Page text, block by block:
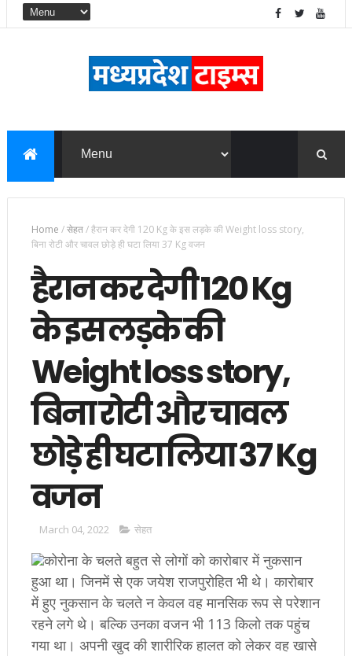
Home /सेहत/हैरान कर देगी 120 Kg के इस लड़के की Weight loss story,
बिना रोटी और चावल छोड़े ही घटा लिया 37 Kg वजन
हैरान कर देगी 120 Kg
के इस लड़के की
Weight loss story,
बिना रोटी और चावल
छोड़े ही घटा लिया 37 Kg
वजन
March 04, 2022 सेहत
कोरोना के चलते बहुत से लोगों को कारोबार में नुकसान
हुआ था। जिनमें से एक जयेश राजपुरोहित भी थे। कारोबार
में हुए नुकसान के चलते न केवल वह मानसिक रूप से परेशान
रहने लगे थे। बल्कि उनका वजन भी 113 किलो तक पहुंच
गया था। अपनी खुद की शारीरिक हालत को लेकर वह खासे